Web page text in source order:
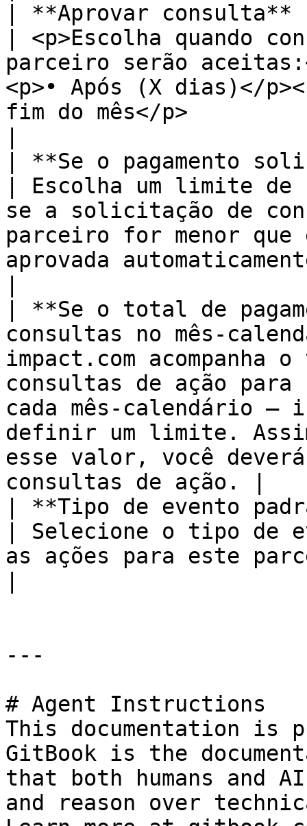
| **Aprovar consulta**
| <p>Escolha quando
parceiro serão
<p>• Após (X dias)</
fim do mês</p>
| **Se o pagamento
| Escolha um limite de
se a solicitação de
parceiro for menor
aprovada
| **Se o total de
consultas no mês-
impact.com acompanha
consultas de ação
cada mês-calendário
definir um limite.
esse valor, você deverá
consultas de ação. |
| **Tipo de evento
| Selecione o tipo de
as ações para este
---
# Agent Instructions
This documentation is
GitBook is the
that both humans and
and reason over